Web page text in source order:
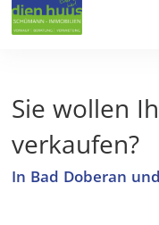
Sie wollen
verkaufen?
In Bad Doberan